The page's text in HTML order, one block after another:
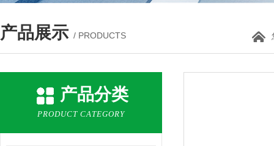
产品展示 / PRODUCTS
产品分类
PRODUCT CATEGORY